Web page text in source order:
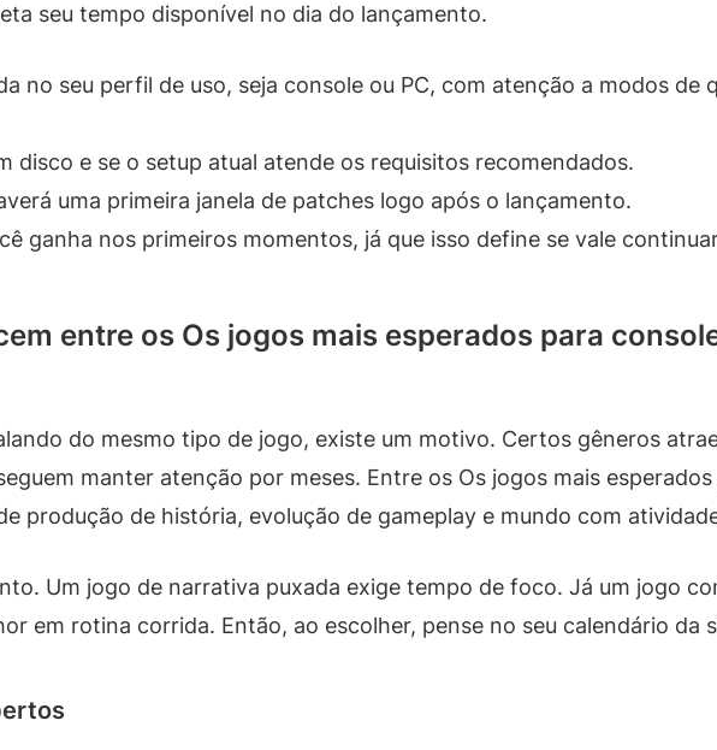
seu tempo disponível no dia do lançamento.
no seu perfil de uso, seja console ou PC, com atenção a modos de
disco e se o setup atual atende os requisitos recomendados.
uma primeira janela de patches logo após o lançamento.
ganha nos primeiros momentos, já que isso define se vale
entre os Os jogos mais esperados para
do mesmo tipo de jogo, existe um motivo. Certos gêneros
manter atenção por meses. Entre os Os jogos mais
produção de história, evolução de gameplay e mundo com
Um jogo de narrativa puxada exige tempo de foco. Já um jogo
em rotina corrida. Então, ao escolher, pense no seu calendário da